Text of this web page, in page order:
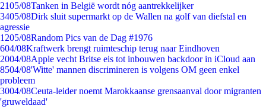
2105/08Tanken in België wordt nóg aantrekkelijker
3405/08Dirk sluit supermarkt op de Wallen na golf van diefstal en
agressie
1205/08Random Pics van de Dag #1976
604/08Kraftwerk brengt ruimteschip terug naar Eindhoven
2004/08Apple vecht Britse eis tot inbouwen backdoor in iCloud aan
8504/08'Witte' mannen discrimineren is volgens OM geen enkel
probleem
3004/08Ceuta-leider noemt Marokkaanse grensaanval door migranten
'gruweldaad'